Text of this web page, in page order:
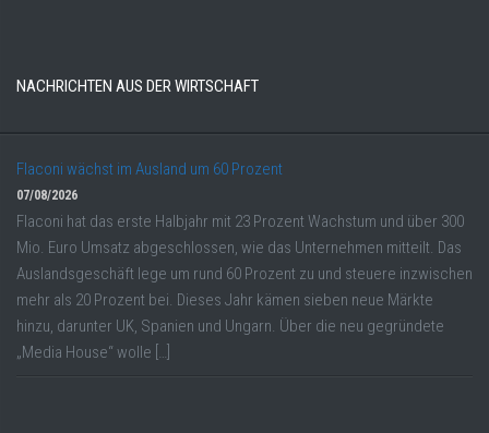
NACHRICHTEN AUS DER WIRTSCHAFT
Flaconi wächst im Ausland um 60 Prozent
07/08/2026
Flaconi hat das erste Halbjahr mit 23 Prozent Wachstum und über 300
Mio. Euro Umsatz abgeschlossen, wie das Unternehmen mitteilt. Das
Auslandsgeschäft lege um rund 60 Prozent zu und steuere inzwischen
mehr als 20 Prozent bei. Dieses Jahr kämen sieben neue Märkte
hinzu, darunter UK, Spanien und Ungarn. Über die neu gegründete
„Media House“ wolle […]